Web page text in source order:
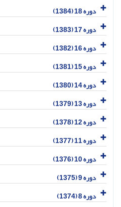
دوره 18 (1384)
دوره 17 (1383)
دوره 16 (1382)
دوره 15 (1381)
دوره 14 (1380)
دوره 13 (1379)
دوره 12 (1378)
دوره 11 (1377)
دوره 10 (1376)
دوره 9 (1375)
دوره 8 (1374)